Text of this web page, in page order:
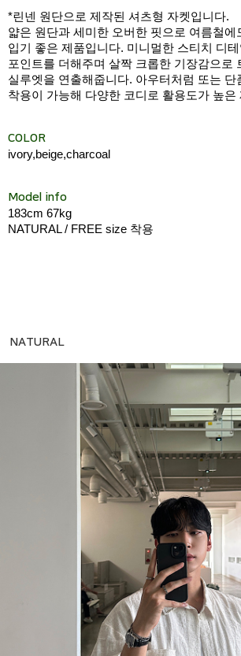
*린넨 원단으로 제작된 셔츠형 자켓입니다.
얇은 원단과 세미한 오버한 핏으로 여름철에
입기 좋은 제품입니다. 미니멀한 스티치 디
포인트를 더해주며 살짝 크롭한 기장감으로
실루엣을 연출해줍니다. 아우터처럼 또는 단
착용이 가능해 다양한 코디로 활용도가 높은
COLOR
ivory,beige,charcoal
Model info
183cm 67kg
NATURAL / FREE size 착용
NATURAL